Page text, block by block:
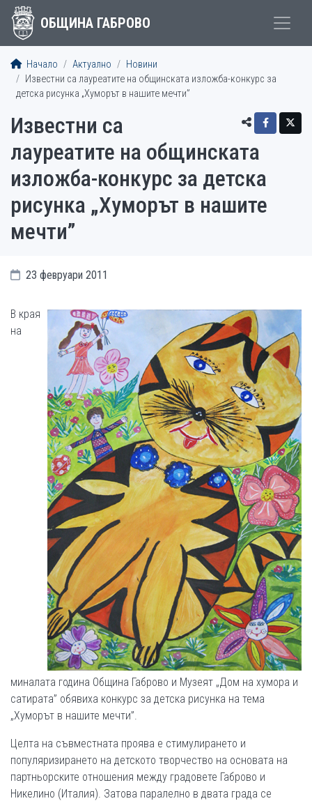
ОБЩИНА ГАБРОВО
Начало Актуално
Новини
Известни са лауреатите на oбщинската изложба-конкурс за
детска рисунка „Хуморът в нашите мечти”
Известни са
лауреатите на oбщинската
изложба-конкурс за детска
рисунка „Хуморът в нашите
мечти”
23 февруари 2011
В края
на
миналата година Община Габрово и Музеят „Дом на хумора и
сатирата” обявиха конкурс за детска рисунка на тема
„Хуморът в нашите мечти”.
Целта на съвместната проява е стимулирането и
популяризирането на детското творчество на основата на
партньорските отношения между градовете Габрово и
Никелино (Италия). Затова паралелно в двата града се